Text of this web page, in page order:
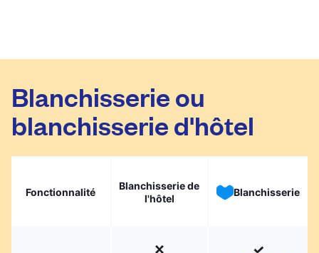
Blanchisserie ou
blanchisserie d'hôtel
Fonctionnalité
Blanchisserie de
l'hôtel
Blanchisserie